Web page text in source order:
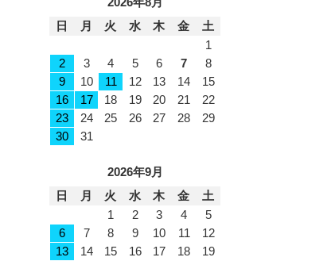
日
月 火 水 木 金
土
1
2
3 4 5 6 7
8
9
10 11 12 13 14
15
16
17 18 19 20 21
22
23
24 25 26 27 28
29
30
31
2026年9月
日
月 火 水 木 金
土
1
2 3 4
5
6
7 8 9 10 11
12
13
14 15 16 17 18
19